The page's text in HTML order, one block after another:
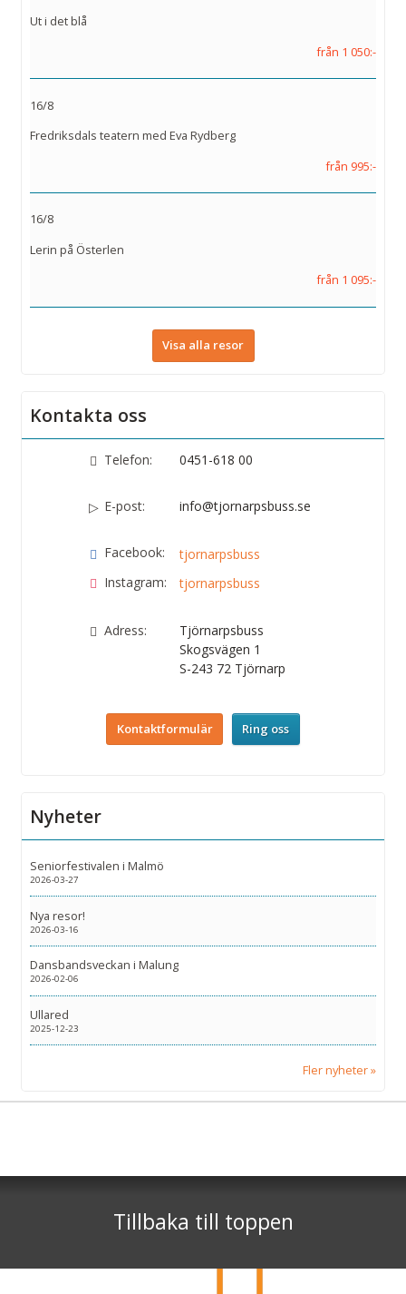
Ut i det blå
från 1 050:-
16/8
Fredriksdals teatern med Eva Rydberg
från 995:-
16/8
Lerin på Österlen
från 1 095:-
Visa alla resor
Kontakta oss
Telefon: 0451-618 00
E-post: info@tjornarpsbuss.se
Facebook:
tjornarpsbuss
Instagram:
tjornarpsbuss
Adress:
Tjörnarpsbuss
Skogsvägen 1
S-243 72 Tjörnarp
Kontaktformulär Ring oss
Nyheter
Seniorfestivalen i Malmö
2026-03-27
Nya resor!
2026-03-16
Dansbandsveckan i Malung
2026-02-06
Ullared
2025-12-23
Fler nyheter
Jag samtycker till dataskyddspolicyn.
Telefon 0451-618 00
Tillbaka till toppen